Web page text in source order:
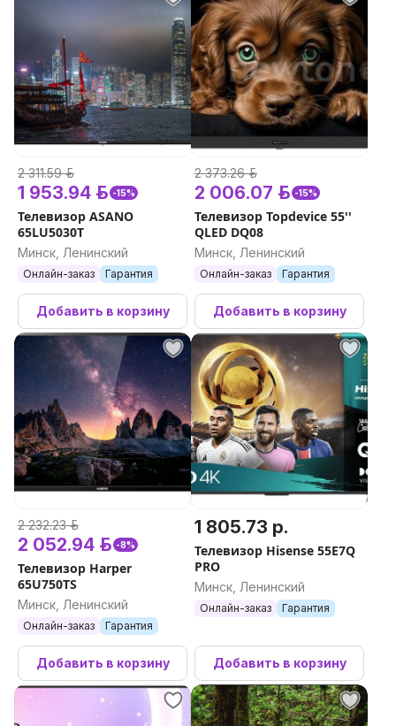
2 311.59 р.
1 953.94 р. -15%
Телевизор ASANO
65LU5030T
Минск, Ленинский
Онлайн-заказ Гарантия
Добавить в корзину
2 373.26 р.
2 006.07 р. -15%
Телевизор Topdevice 55''
QLED DQ08
Минск, Ленинский
Онлайн-заказ Гарантия
Добавить в корзину
2 232.23 р.
2 052.94 р. -8%
Телевизор Harper
65U750TS
Минск, Ленинский
Онлайн-заказ Гарантия
Добавить в корзину
1 805.73 р.
Телевизор Hisense 55E7Q
PRO
Минск, Ленинский
Онлайн-заказ Гарантия
Добавить в корзину